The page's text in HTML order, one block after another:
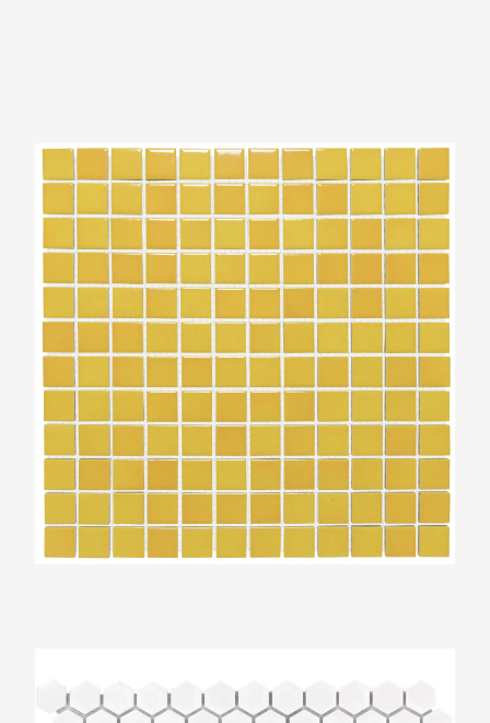
The Mosaic Factory Barcelona Geel gevlamd
Glans Vierkant 23x23mm
Zeshoek 23x26mm